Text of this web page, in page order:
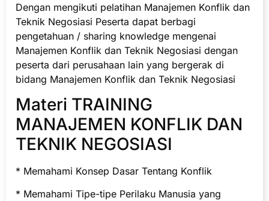
Dengan mengikuti pelatihan Manajemen Konflik dan
Teknik Negosiasi Peserta dapat berbagi
pengetahuan / sharing knowledge mengenai
Manajemen Konflik dan Teknik Negosiasi dengan
peserta dari perusahaan lain yang bergerak di
bidang Manajemen Konflik dan Teknik Negosiasi
Materi TRAINING
MANAJEMEN KONFLIK DAN
TEKNIK NEGOSIASI
* Memahami Konsep Dasar Tentang Konflik
* Memahami Tipe-tipe Perilaku Manusia yang